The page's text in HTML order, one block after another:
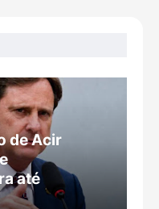
de Acir
até